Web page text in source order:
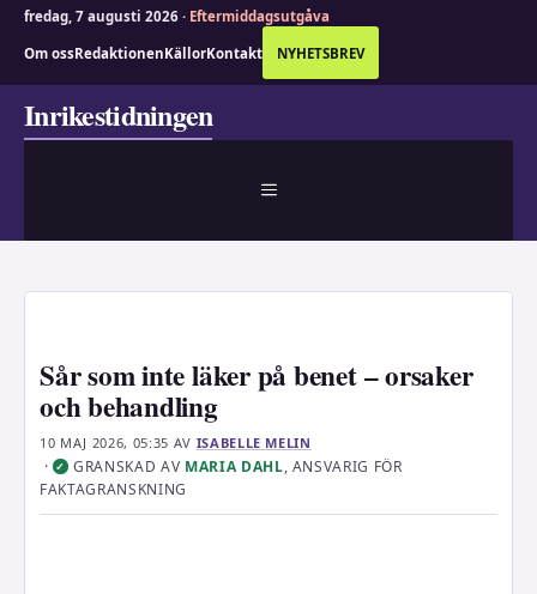
fredag, 7 augusti 2026 · Eftermiddagsutgåva
Om ossRedaktionenKällorKontakt NYHETSBREV
Inrikestidningen
MENY
Sår som inte läker på benet – orsaker
och behandling
10 MAJ 2026, 05:35 AV ISABELLE MELIN
· ✓ GRANSKAD AV MARIA DAHL, ANSVARIG FÖR
FAKTAGRANSKNING